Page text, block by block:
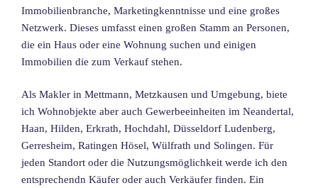
Immobilienbranche, Marketingkenntnisse und eine großes
Netzwerk. Dieses umfasst einen großen Stamm an Personen,
die ein Haus oder eine Wohnung suchen und einigen
Immobilien die zum Verkauf stehen.
Als Makler in Mettmann, Metzkausen und Umgebung, biete
ich Wohnobjekte aber auch Gewerbeeinheiten im Neandertal,
Haan, Hilden, Erkrath, Hochdahl, Düsseldorf Ludenberg,
Gerresheim, Ratingen Hösel, Wülfrath und Solingen. Für
jeden Standort oder die Nutzungsmöglichkeit werde ich den
entsprechendn Käufer oder auch Verkäufer finden. Ein